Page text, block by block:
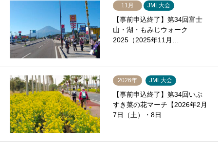
11月 JML大会
【事前申込終了】第34回富士
山・湖・もみじウォーク
2025（2025年11月…
2026年 JML大会
【事前申込終了】第34回いぶ
すき菜の花マーチ【2026年2月
7日（土）・8日…